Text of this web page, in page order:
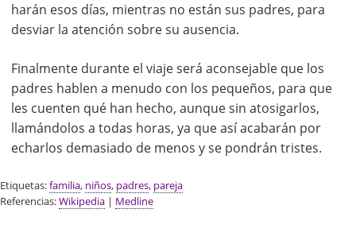
harán esos días, mientras no están sus padres, para
desviar la atención sobre su ausencia.
Finalmente durante el viaje será aconsejable que los
padres hablen a menudo con los pequeños, para que
les cuenten qué han hecho, aunque sin atosigarlos,
llamándolos a todas horas, ya que así acabarán por
echarlos demasiado de menos y se pondrán tristes.
Etiquetas:familia, niños, padres, pareja
Referencias:Wikipedia | Medline